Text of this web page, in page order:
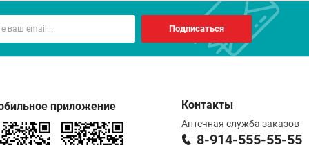
и прямых солнечных лучей
Подписаться
приложение Контакты
Аптечная служба заказов
8-914-555-55-55